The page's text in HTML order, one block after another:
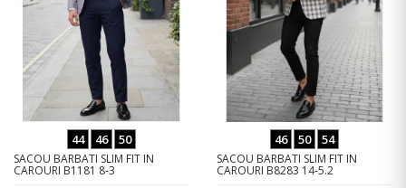
44 46 50
SACOU BARBATI SLIM FIT IN
CAROURI B1181 8-3
46 50 54
SACOU BARBATI SLIM FIT IN
CAROURI B8283 14-5.2